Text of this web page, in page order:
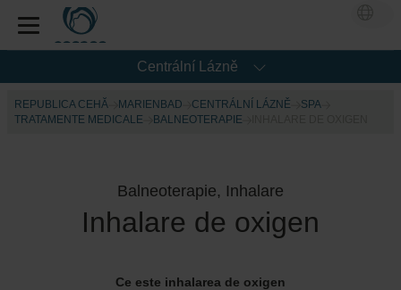
Centrální Lázně
REPUBLICA CEHĂ MARIENBAD CENTRÁLNÍ LÁZNĚ
SPA
TRATAMENTE MEDICALE
BALNEOTERAPIE
Balneoterapie, Inhalare
Inhalare de oxigen
Ce este inhalarea de oxigen